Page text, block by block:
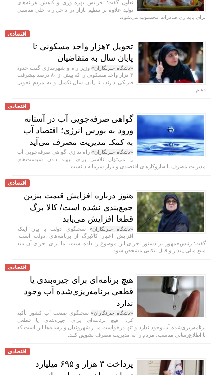
تعاون گفت: افزایش بهره وری و کاهش هزینه‌های
تولید علاوه بر تنظیم بازار در داخل راه حلی مناسبی
برای پایداری صادرات محسوب می‌شود.
اقتصادی
تحویل ۳هزار واحد مسکونی تا
پایان سال به متقاضیان
«باشگاه خبرنگاران» وزیر راه و شهرسازی گفت:حدود
۳ هزار واحد مسکونی را که بیش از ۸۰ درصد پیشرفت
فیزیکی دارند، تا پایان سال تکمیل و به مردم تحویل
دهیم.
اقتصادی
گواهی صرفه‌جویی آب در آستانه
ورود به بورس انرژی؛ اقتصاد آب
به کمک مدیریت مصرف می‌آید
«باشگاه خبرنگاران» راه‌اندازی گواهی صرفه‌جویی آب
را می‌توان تلاشی برای پیوند دادن سیاست‌های
مدیریت مصرف با سازوکار‌های اقتصادی و بازار سرمایه دانست.
اقتصادی
هنوز درباره افزایش قیمت بنزین
جمع‌بندی نشده است/ کالا برگ
قطعا افزایش می‌یابد
«باشگاه خبرنگاران» سخنگوی دولت با بیان اینکه
افزایش اعتبار کالابرگ از برنامه‌های دولت است،
گفت: رئیس‌جمهور نیز دستور اجرای این موضوع را داده است، اما برای اجرای آن باید
منبع مالی پایدار و قابل اتکایی مشخص شود.
اقتصادی
هیچ برنامه‌ای برای جیره‌بندی یا
قطعی برنامه‌ریزی‌شده آب وجود
ندارد
«باشگاه خبرنگاران» سخنگوی صنعت آب کشور تأکید
کرد: هیچ برنامه‌ای برای جیره‌بندی یا قطعی
برنامه‌ریزی‌شده آب وجود ندارد و تنها درخواست ما از شهروندان و رسانه‌ها این است که
با اطلاع‌رسانی مناسب، مردم را به مدیریت مصرف تشویق کنند.
اقتصادی
پرداخت ۳ هزار و ۶۹۵ میلیارد